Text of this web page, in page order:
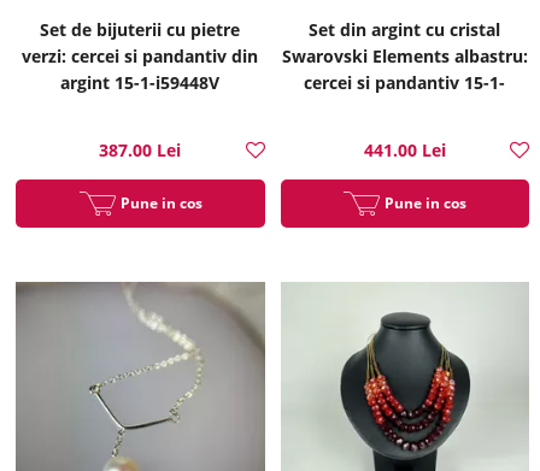
Set de bijuterii cu pietre
verzi: cercei si pandantiv din
argint 15-1-i59448V
387.00 Lei
Pune in cos
Set din argint cu cristal
Swarovski Elements albastru:
cercei si pandantiv 15-1-
441.00 Lei
Pune in cos